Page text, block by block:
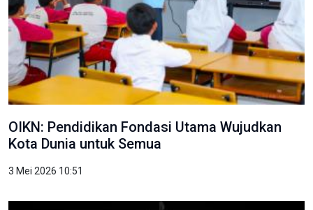
OIKN: Pendidikan Fondasi Utama Wujudkan
Kota Dunia untuk Semua
3 Mei 2026 10:51